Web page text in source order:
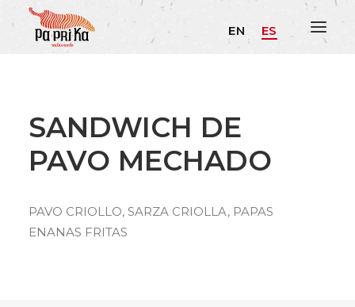
EN ES
SANDWICH DE
PAVO MECHADO
PAVO CRIOLLO, SARZA CRIOLLA, PAPAS
ENANAS FRITAS